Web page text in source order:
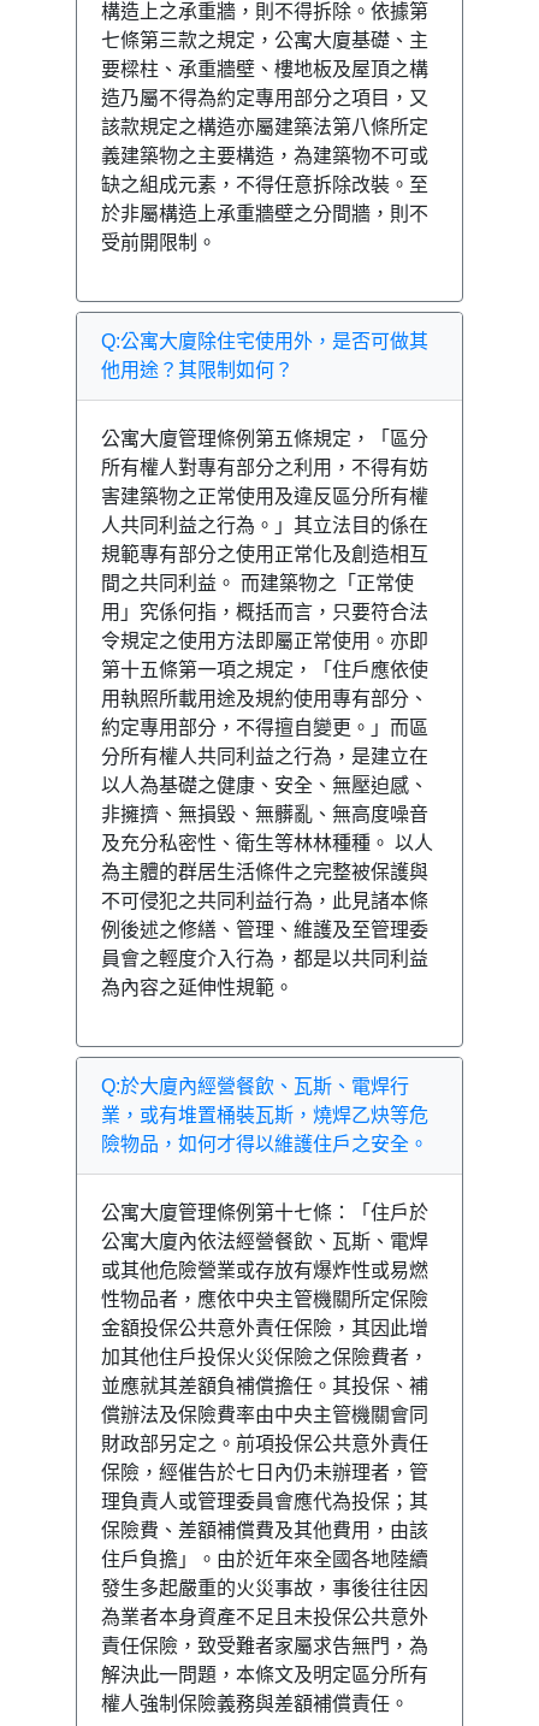
構造上之承重牆，則不得拆除。依據第
七條第三款之規定，公寓大廈基礎、主
要樑柱、承重牆壁、樓地板及屋頂之構
造乃屬不得為約定專用部分之項目，又
該款規定之構造亦屬建築法第八條所定
義建築物之主要構造，為建築物不可或
缺之組成元素，不得任意拆除改裝。至
於非屬構造上承重牆壁之分間牆，則不
受前開限制。
Q:公寓大廈除住宅使用外，是否可做其
他用途？其限制如何？
公寓大廈管理條例第五條規定，「區分
所有權人對專有部分之利用，不得有妨
害建築物之正常使用及違反區分所有權
人共同利益之行為。」其立法目的係在
規範專有部分之使用正常化及創造相互
間之共同利益。 而建築物之「正常使
用」究係何指，概括而言，只要符合法
令規定之使用方法即屬正常使用。亦即
第十五條第一項之規定，「住戶應依使
用執照所載用途及規約使用專有部分、
約定專用部分，不得擅自變更。」而區
分所有權人共同利益之行為，是建立在
以人為基礎之健康、安全、無壓迫感、
非擁擠、無損毀、無髒亂、無高度噪音
及充分私密性、衛生等林林種種。 以人
為主體的群居生活條件之完整被保護與
不可侵犯之共同利益行為，此見諸本條
例後述之修繕、管理、維護及至管理委
員會之輕度介入行為，都是以共同利益
為內容之延伸性規範。
Q:於大廈內經營餐飲、瓦斯、電焊行
業，或有堆置桶裝瓦斯，燒焊乙炔等危
險物品，如何才得以維護住戶之安全。
公寓大廈管理條例第十七條：「住戶於
公寓大廈內依法經營餐飲、瓦斯、電焊
或其他危險營業或存放有爆炸性或易燃
性物品者，應依中央主管機關所定保險
金額投保公共意外責任保險，其因此增
加其他住戶投保火災保險之保險費者，
並應就其差額負補償擔任。其投保、補
償辦法及保險費率由中央主管機關會同
財政部另定之。前項投保公共意外責任
保險，經催告於七日內仍未辦理者，管
理負責人或管理委員會應代為投保；其
保險費、差額補償費及其他費用，由該
住戶負擔」。由於近年來全國各地陸續
發生多起嚴重的火災事故，事後往往因
為業者本身資產不足且未投保公共意外
責任保險，致受難者家屬求告無門，為
解決此一問題，本條文及明定區分所有
權人強制保險義務與差額補償責任。